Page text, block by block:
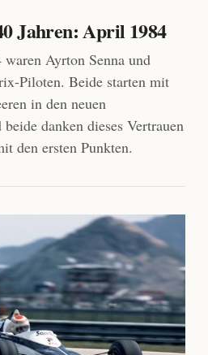
Jahren: April 1984
Ayrton Senna und
Piloten. Beide starten mit
in den neuen
danken dieses Vertrauen
den ersten Punkten.